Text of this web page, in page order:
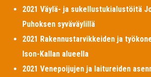
2021 Väylä- ja sukellustukialustöitä
Puhoksen syväväylillä
2021 Rakennustarvikkeiden ja
Ison-Kallan alueella
2021 Venepoijujen ja laitureiden